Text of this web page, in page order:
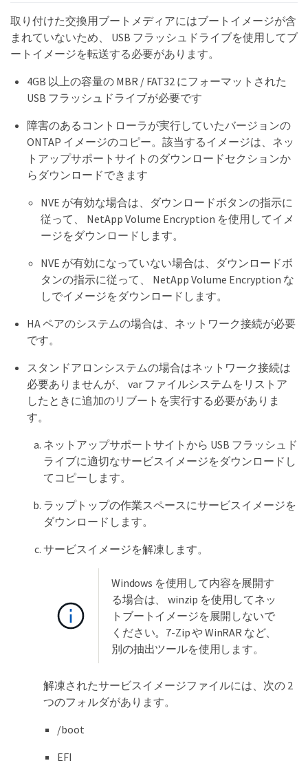
取り付けた交換用ブートメディアにはブートイメージが含
まれていないため、 USB フラッシュドライブを使用してブ
ートイメージを転送する必要があります。
4GB 以上の容量の MBR / FAT32 にフォーマットされた
USB フラッシュドライブが必要です
障害のあるコントローラが実行していたバージョンの
ONTAP イメージのコピー。該当するイメージは、ネッ
トアップサポートサイトのダウンロードセクションか
らダウンロードできます
NVE が有効な場合は、ダウンロードボタンの指示に
従って、 NetApp Volume Encryption を使用してイメ
ージをダウンロードします。
NVE が有効になっていない場合は、ダウンロードボ
タンの指示に従って、 NetApp Volume Encryption な
しでイメージをダウンロードします。
HA ペアのシステムの場合は、ネットワーク接続が必要
です。
スタンドアロンシステムの場合はネットワーク接続は
必要ありませんが、 var ファイルシステムをリストア
したときに追加のリブートを実行する必要がありま
す。
ネットアップサポートサイトから USB フラッシュド
ライブに適切なサービスイメージをダウンロードし
てコピーします。
ラップトップの作業スペースにサービスイメージを
ダウンロードします。
サービスイメージを解凍します。
Windows を使用して内容を展開す
る場合は、 winzip を使用してネッ
トブートイメージを展開しないで
ください。7-Zip や WinRAR など、
別の抽出ツールを使用します。
解凍されたサービスイメージファイルには、次の 2
つのフォルダがあります。
/boot
EFI